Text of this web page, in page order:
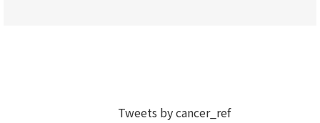
Tweets by cancer_ref